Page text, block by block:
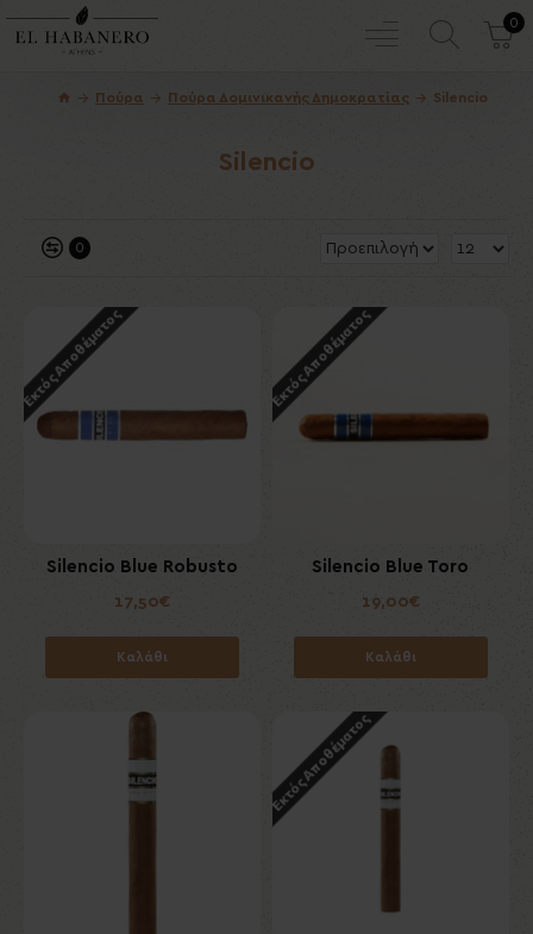
0
Πούρα Πούρα Δομινικανής Δημοκρατίας Silencio
Silencio
0
Εκτός Αποθέματος
Silencio Blue Robusto
17,50€
Καλάθι
Εκτός Αποθέματος
Silencio Blue Toro
19,00€
Καλάθι
Εκτός Αποθέματος